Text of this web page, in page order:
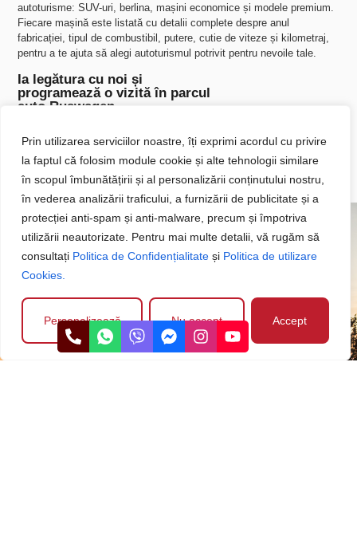
Prin utilizarea serviciilor noastre, îți exprimi acordul cu privire
la faptul că folosim module cookie și alte tehnologii similare
în scopul îmbunătățirii și al personalizării conținutului nostru,
în vederea analizării traficului, a furnizării de publicitate și a
protecției anti-spam și anti-malware, precum și împotriva
utilizării neautorizate. Pentru mai multe detalii, vă rugăm să
consultați Politica de Confidențialitate și Politica de utilizare
Cookies.
Personalizează Nu accept Accept
autoturisme: SUV-uri, berlina, mașini economice și modele premium.
Fiecare mașină este listată cu detalii complete despre anul
fabricației, tipul de combustibil, putere, cutie de viteze și kilometraj,
pentru a te ajuta să alegi autoturismul potrivit pentru nevoile tale.
Ia legătura cu noi și
programează o vizită în parcul
auto Ruswagen
disponibile sau dorești să programezi o vizită în parc,ia
legătura cu
te va ajuta să alegi autoturismul
ideal și să parcurgi întregul proces de achiziție simplu și transparent.
Abonează-te la Newsletter!
Dacă îți dorești o anumită mașină sau vrei să primești
noutăți despre mașinile ce urmează să le aducem în parcul
auto, te poți abona la newsletter-ul nostru.